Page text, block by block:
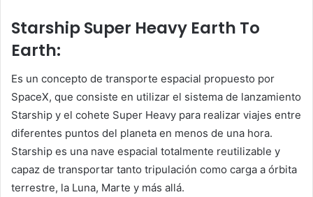
Starship Super Heavy Earth To
Earth:
Es un concepto de transporte espacial propuesto por
SpaceX, que consiste en utilizar el sistema de lanzamiento
Starship y el cohete Super Heavy para realizar viajes entre
diferentes puntos del planeta en menos de una hora.
Starship es una nave espacial totalmente reutilizable y
capaz de transportar tanto tripulación como carga a órbita
terrestre, la Luna, Marte y más allá.